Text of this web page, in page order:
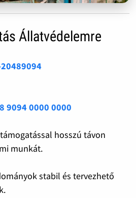
Állatvédelemre
9094 0000 0000
hosszú távon
munkát.
stabil és tervezhető